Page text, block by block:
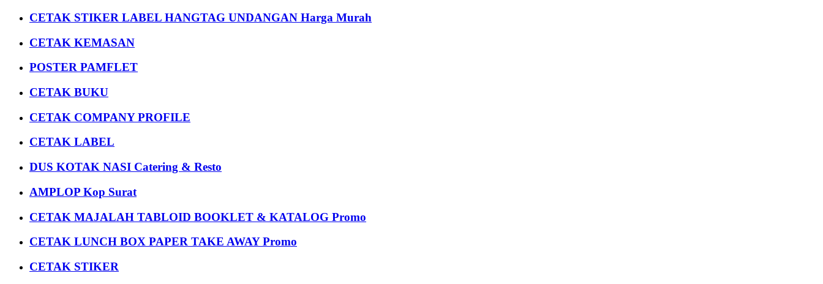
CETAK STIKER LABEL HANGTAG UNDANGAN Harga Murah
CETAK KEMASAN
POSTER PAMFLET
CETAK BUKU
CETAK COMPANY PROFILE
CETAK LABEL
DUS KOTAK NASI Catering & Resto
AMPLOP Kop Surat
CETAK MAJALAH TABLOID BOOKLET & KATALOG Promo
CETAK LUNCH BOX PAPER TAKE AWAY Promo
CETAK STIKER